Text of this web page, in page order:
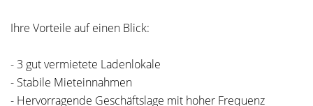
Ihre Vorteile auf einen Blick:
- 3 gut vermietete Ladenlokale
- Stabile Mieteinnahmen
- Hervorragende Geschäftslage mit hoher Frequenz